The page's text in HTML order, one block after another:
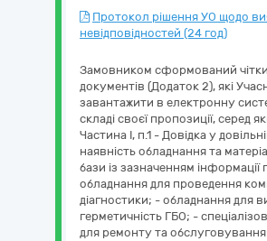
Протокол рішення УО щодо
невідповідностей (24 год)
Замовником сформований
документів (Додаток 2), які
завантажити в електронну
складі своєї пропозиції, серед
Частина І, п.1 - Довідка у
наявність обладнання та
бази із зазначенням інформації
обладнання для проведення
діагностики; - обладнання для
герметичність ГБО; -
для ремонту та